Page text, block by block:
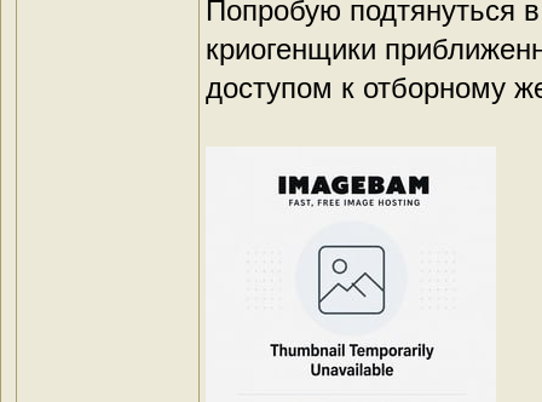
Попробую подтянуться
криогенщики
доступом к отборному